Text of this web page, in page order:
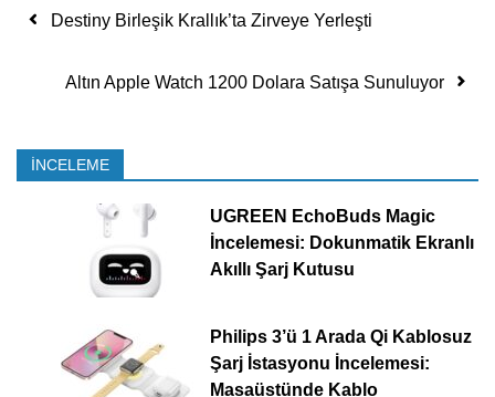
Yazı dolaşımı
Destiny Birleşik Krallık’ta Zirveye Yerleşti
Altın Apple Watch 1200 Dolara Satışa Sunuluyor
İNCELEME
UGREEN EchoBuds Magic
İncelemesi: Dokunmatik Ekranlı
Akıllı Şarj Kutusu
Philips 3’ü 1 Arada Qi Kablosuz
Şarj İstasyonu İncelemesi:
Masaüstünde Kablo